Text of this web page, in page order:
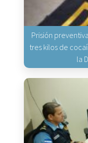
Prisión
tres kilos de
la